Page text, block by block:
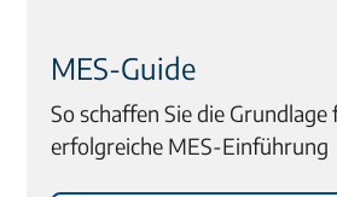
MES-Guide
So schaffen Sie die Grundlage
erfolgreiche MES-Einführung